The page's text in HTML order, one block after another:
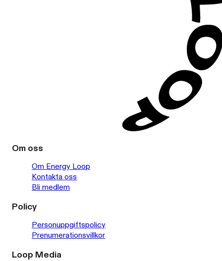
Om oss
Om Energy Loop
Kontakta oss
Bli medlem
Policy
Personuppgiftspolicy
Prenumerationsvillkor
Loop Media